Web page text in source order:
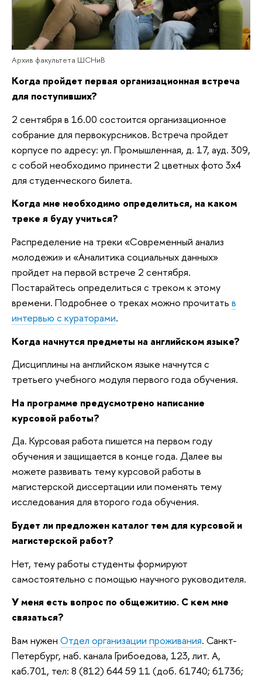
Архив факультета ШСНиВ
Когда пройдет первая организационная встреча
для поступивших?
2 сентября в 16.00 состоится организационное
собрание для первокурсников. Встреча пройдет
корпусе по адресу: ул. Промышленная, д. 17, ауд. 309,
с собой необходимо принести 2 цветных фото 3x4
для студенческого билета.
Когда мне необходимо определиться, на каком
треке я буду учиться?
Распределение на треки «Современный анализ
молодежи» и «Аналитика социальных данных»
пройдет на первой встрече 2 сентября.
Постарайтесь определиться с треком к этому
времени. Подробнее о треках можно прочитать в
интервью с кураторами.
Когда начнутся предметы на английском языке?
Дисциплины на английском языке начнутся с
третьего учебного модуля первого года обучения.
На программе предусмотрено написание
курсовой работы?
Да. Курсовая работа пишется на первом году
обучения и защищается в конце года. Далее вы
можете развивать тему курсовой работы в
магистерской диссертации или поменять тему
исследования для второго года обучения.
Будет ли предложен каталог тем для курсовой и
магистерской работ?
Нет, тему работы студенты формируют
самостоятельно с помощью научного руководителя.
У меня есть вопрос по общежитию. С кем мне
связаться?
Вам нужен Отдел организации проживания. Санкт-
Петербург, наб. канала Грибоедова, 123, лит. А,
каб.701, тел: 8 (812) 644 59 11 (доб. 61740; 61736;